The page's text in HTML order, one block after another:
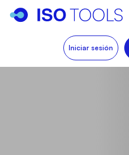
Iniciar sesión